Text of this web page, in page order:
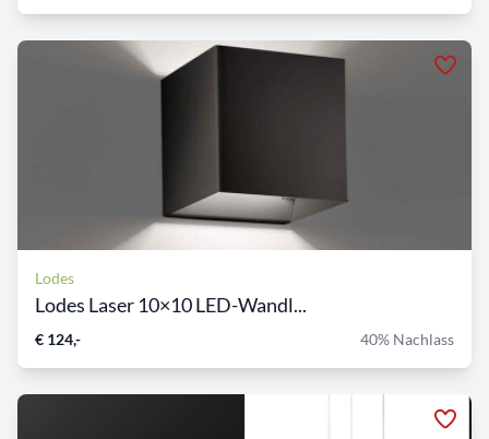
Lodes
Lodes Laser 10×10 LED-Wandl...
€ 124,- 40% Nachlass